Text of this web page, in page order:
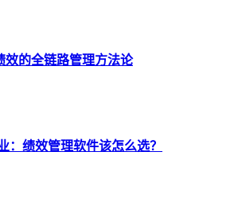
效的全链路管理方法论
：绩效管理软件该怎么选？